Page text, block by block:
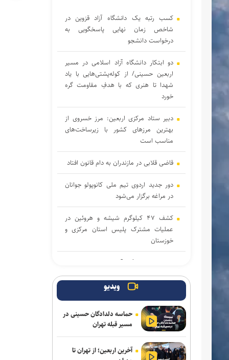
کسب رتبه یک دانشگاه آزاد قزوین در
شاخص زمان نهایی پاسخگویی به
درخواست دانشجو
دو ابتکار دانشگاه آزاد اسلامی در مسیر
اربعین حسینی/ از کوله‌پشتی‌هایی با یاد
شهدا تا هنری که با هدفِ مقاومت گره
خورد
دبیر ستاد مرکزی اربعین: مرز خسروی از
بهترین مرزهای کشور با زیرساخت‌های
مناسب است
قاضی قلابی در مازندران به دام قانون افتاد
دور جدید اردوی تیم ملی کانوپولو جوانان
در مراغه برگزار می‌شود
کشف ۴۷ کیلوگرم شیشه و هروئین در
عملیات مشترک پلیس استان مرکزی و
خوزستان
دانشجوی دانشگاه آزاد شهرضا مدال برنر
مسابقات دوومیدانی بین‌المللی اروپا را بر
رشد ۱۲۴ درصدی اعزام زائران اربعین از
استان سمنا
مهار آتش‌سوزی مراتع هامپوئیل مراغه با
تلاش نیروهای امدادی
ویدیو
حماسه دلدادگان حسینی در
مسیر قبله تهران
آخرین اربعین؛ از تهران تا